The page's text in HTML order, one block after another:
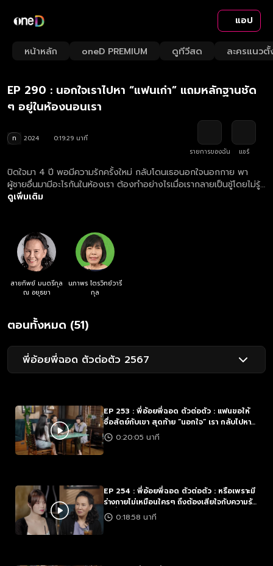
แอป
หน้าหลัก oneD PREMIUM ดูทีวีสด ละครแนวตั้
Loaded:
5.09%
Rate
EP 290 : นอกใจเราไปหา “แฟนเก่า” แถมหลักฐานชัด
ๆ อยู่ในห้องนอนเรา
ท 2024
0:19:29 นาที
รายการของฉัน
แชร์
ปิดใจมา 4 ปี พอมีความรักครั้งใหม่ กลับโดนเธอนอกใจนอกกาย พา
ผู้ชายอื่นมามีอะไรกันในห้องเรา ต้องทำอย่างไรเมื่อเรากลายเป็นชู้โดยไม่รู้
ตัว
ดูเพิ่มเติม
สายทิพย์ มนตรีกุล
ณ อยุธยา
นภาพร ไตรวิทย์วารี
กุล
ตอนทั้งหมด (51)
พี่อ้อยพี่ฉอด ตัวต่อตัว 2567
EP 253 : พี่อ้อยพี่ฉอด ตัวต่อตัว : แฟนขอให้
ซื่อสัตย์กับเขา สุดท้าย “นอกใจ” เรา กลับไปหา
แฟนเก่าซะเอง
0:20:05 นาที
EP 254 : พี่อ้อยพี่ฉอด ตัวต่อตัว : หรือเพราะมี
ร่างกายไม่เหมือนใครๆ ถึงต้องเสียใจกับความรัก
อยู่ซ้ำๆ0:18:58 นาที